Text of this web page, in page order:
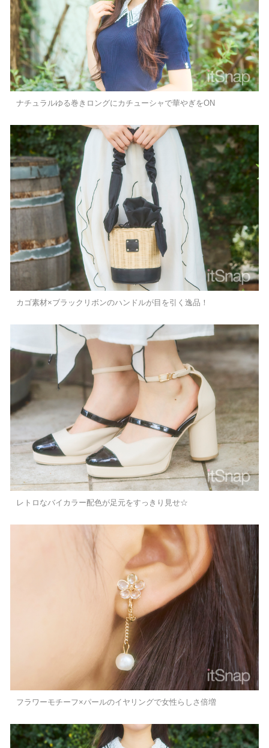
ナチュラルゆる巻きロングにカチューシャで華やぎをON
カゴ素材×ブラックリボンのハンドルが目を引く逸品！
レトロなバイカラー配色が足元をすっきり見せ☆
フラワーモチーフ×パールのイヤリングで女性らしさ倍増